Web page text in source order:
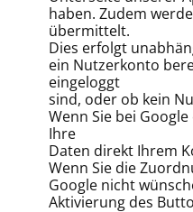
haben. Zudem
übermittelt.
Dies erfolgt
ein Nutzerkonto
eingeloggt
sind, oder ob kein
Wenn Sie bei
Ihre
Daten direkt Ihrem
Wenn Sie die
Google nicht
Aktivierung des